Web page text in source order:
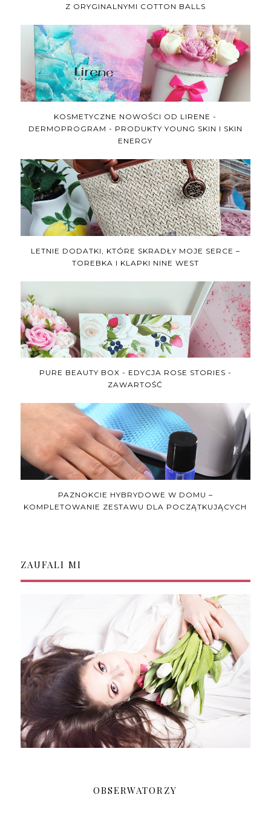
Z ORYGINALNYMI COTTON BALLS
KOSMETYCZNE NOWOŚCI OD LIRENE -
DERMOPROGRAM - PRODUKTY YOUNG SKIN I SKIN
ENERGY
LETNIE DODATKI, KTÓRE SKRADŁY MOJE SERCE –
TOREBKA I KLAPKI NINE WEST
PURE BEAUTY BOX - EDYCJA ROSE STORIES -
ZAWARTOŚĆ
PAZNOKCIE HYBRYDOWE W DOMU –
KOMPLETOWANIE ZESTAWU DLA POCZĄTKUJĄCYCH
ZAUFALI MI
OBSERWATORZY